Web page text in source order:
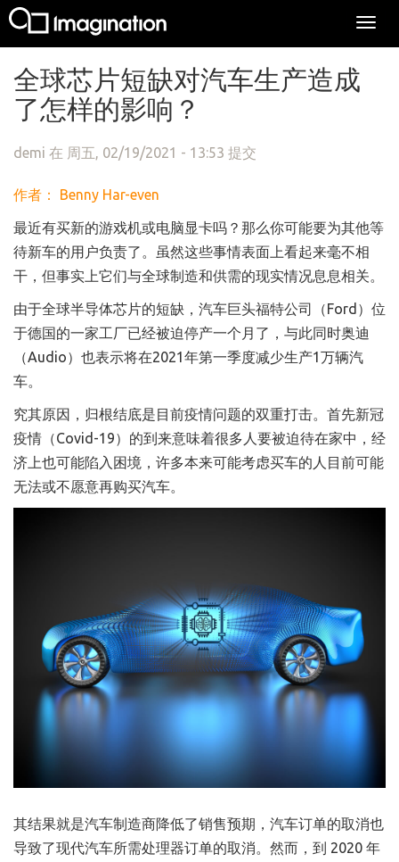
全球芯片短缺对汽车生产造成
了怎样的影响？
demi 在 周五, 02/19/2021 - 13:53 提交
作者： Benny Har-even
最近有买新的游戏机或电脑显卡吗？那么你可能要为其他等
待新车的用户负责了。虽然这些事情表面上看起来毫不相
干，但事实上它们与全球制造和供需的现实情况息息相关。
由于全球半导体芯片的短缺，汽车巨头福特公司（Ford）位
于德国的一家工厂已经被迫停产一个月了，与此同时奥迪
（Audio）也表示将在2021年第一季度减少生产1万辆汽
车。
究其原因，归根结底是目前疫情问题的双重打击。首先新冠
疫情（Covid-19）的到来意味着很多人要被迫待在家中，经
济上也可能陷入困境，许多本来可能考虑买车的人目前可能
无法或不愿意再购买汽车。
其结果就是汽车制造商降低了销售预期，汽车订单的取消也
导致了现代汽车所需处理器订单的取消。然而，到 2020 年